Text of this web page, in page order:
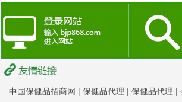
中国保健品招商网 | 保健品代理 | 保健品代理 |